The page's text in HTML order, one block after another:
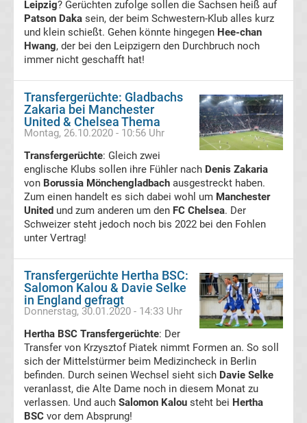
Bundesliga
Porträts
Fußballklubs
Transfergerüchte
Deutschland
Transfergerüchte
England
Transfergerüchte
Italien
Transfergerüchte
Spanien
Basketball
Leipzig? Gerüchten zufolge sollen die Sachsen heiß auf
Patson Daka sein, der beim Schwestern-Klub alles kurz
und klein schießt. Gehen könnte hingegen Hee-chan
Hwang, der bei den Leipzigern den Durchbruch noch
immer nicht geschafft hat!
Transfergerüchte: Gladbachs
Zakaria bei Manchester
United & Chelsea Thema
Montag, 26.10.2020 - 10:56 Uhr
Transfergerüchte: Gleich zwei
englische Klubs sollen ihre Fühler nach Denis Zakaria
von Borussia Mönchengladbach ausgestreckt haben.
Zum einen handelt es sich dabei wohl um Manchester
United und zum anderen um den FC Chelsea. Der
Schweizer steht jedoch noch bis 2022 bei den Fohlen
unter Vertrag!
Transfergerüchte Hertha BSC:
Salomon Kalou & Davie Selke
in England gefragt
Donnerstag, 30.01.2020 - 14:33 Uhr
Hertha BSC Transfergerüchte: Der
Transfer von Krzysztof Piatek nimmt Formen an. So soll
sich der Mittelstürmer beim Medizincheck in Berlin
befinden. Durch seinen Wechsel sieht sich Davie Selke
veranlasst, die Alte Dame noch in diesem Monat zu
verlassen. Und auch Salomon Kalou steht bei Hertha
BSC vor dem Absprung!